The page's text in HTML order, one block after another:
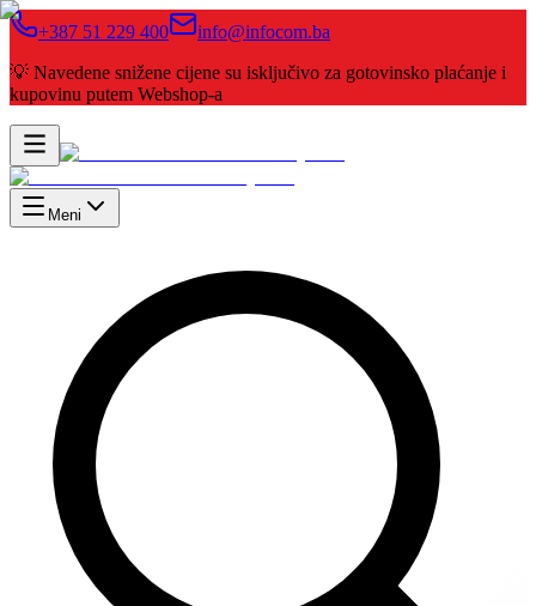
+387 51 229 400
info@infocom.ba
💡 Navedene snižene cijene su isključivo za gotovinsko plaćanje i
kupovinu putem Webshop-a
Meni